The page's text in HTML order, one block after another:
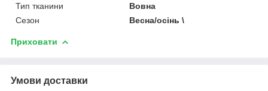
Тип тканини
Вовна
Сезон
Весна/осінь \
Приховати
Умови доставки